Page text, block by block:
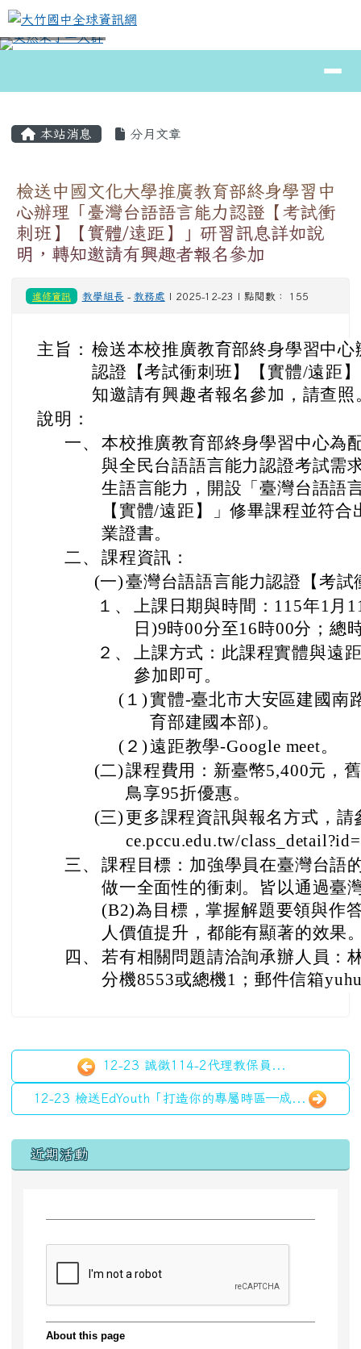
跳至主內容區
大竹國中全球資訊網
⏸
本站消息 分月文章
檢送中國文化大學推廣教育部終身學習中
心辦理「臺灣台語語言能力認證【考試衝
刺班】【實體/遠距】」研習訊息詳如說
明，轉知邀請有興趣者報名參加
進修資訊 教學組長 - 教務處 | 2025-12-23 | 點閱數： 155
主旨： 檢送本校推廣教育部終身學習中
認證【考試衝刺班】【實體/遠距
知邀請有興趣者報名參加，請查照
說明：
一、 本校推廣教育部終身學習中心為
與全民台語語言能力認證考試需
生語言能力，開設「臺灣台語語
【實體/遠距】」修畢課程並符
業證書。
二、 課程資訊：
(一)臺灣台語語言能力認證【考試
１、 上課日期與時間：115年1月
日)9時00分至16時00分；總
２、 上課方式：此課程實體與遠
參加即可。
(１)實體-臺北市大安區建國南
育部建國本部)。
(２)遠距教學-Google meet。
(二)課程費用：新臺幣5,400元，
鳥享95折優惠。
(三) 更多課程資訊與報名方式，
ce.pccu.edu.tw/
三、 課程目標：加強學員在臺灣台語
做一全面性的衝刺。皆以通過臺
(B2)為目標，掌握解題要領與作
人價值提升，都能有顯著的效果
四、 若有相關問題請洽詢承辦人員：
分機8553或總機1；郵件信箱
12-23 誠徵114-2代理教保員...
12-23 檢送EdYouth「打造你的專屬時區—成...
左邊區域內容
近期活動